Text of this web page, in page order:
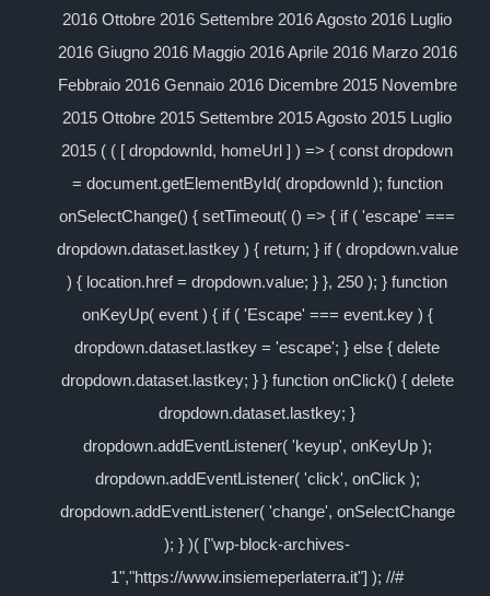
2016 Ottobre 2016 Settembre 2016 Agosto 2016 Luglio
2016 Giugno 2016 Maggio 2016 Aprile 2016 Marzo 2016
Febbraio 2016 Gennaio 2016 Dicembre 2015 Novembre
2015 Ottobre 2015 Settembre 2015 Agosto 2015 Luglio
2015 ( ( [ dropdownId, homeUrl ] ) => { const dropdown
= document.getElementById( dropdownId ); function
onSelectChange() { setTimeout( () => { if ( 'escape' ===
dropdown.dataset.lastkey ) { return; } if ( dropdown.value
) { location.href = dropdown.value; } }, 250 ); } function
onKeyUp( event ) { if ( 'Escape' === event.key ) {
dropdown.dataset.lastkey = 'escape'; } else { delete
dropdown.dataset.lastkey; } } function onClick() { delete
dropdown.dataset.lastkey; }
dropdown.addEventListener( 'keyup', onKeyUp );
dropdown.addEventListener( 'click', onClick );
dropdown.addEventListener( 'change', onSelectChange
); } )( ["wp-block-archives-
1","https://www.insiemeperlaterra.it"] ); //#